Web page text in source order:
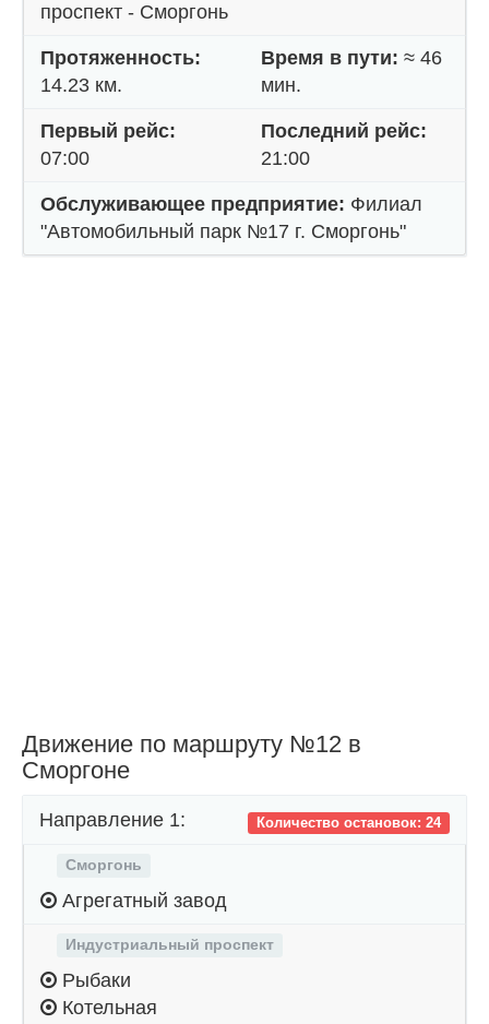
проспект - Сморгонь
Протяженность:
14.23 км.
Время в пути: ≈ 46
мин.
Первый рейс:
07:00
Последний рейс:
21:00
Обслуживающее предприятие: Филиал
"Автомобильный парк №17 г. Сморгонь"
Движение по маршруту №12 в
Сморгоне
Количество остановок: 24
Направление 1:
Сморгонь
Агрегатный завод
Индустриальный проспект
Рыбаки
Котельная